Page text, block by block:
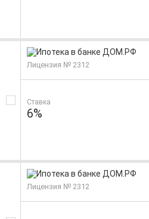
Лицензия № 2312
Ставка
6%
Лицензия № 2312